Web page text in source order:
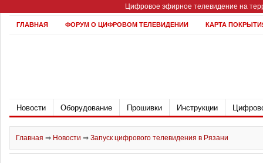
Цифровое эфирное телевидение на
ГЛАВНАЯ ФОРУМ О ЦИФРОВОМ ТЕЛЕВИДЕНИИ КАРТА
Новости Оборудование Прошивки Инструкции
Главная ⇒ Новости ⇒ Запуск цифрового телевидения в Рязани